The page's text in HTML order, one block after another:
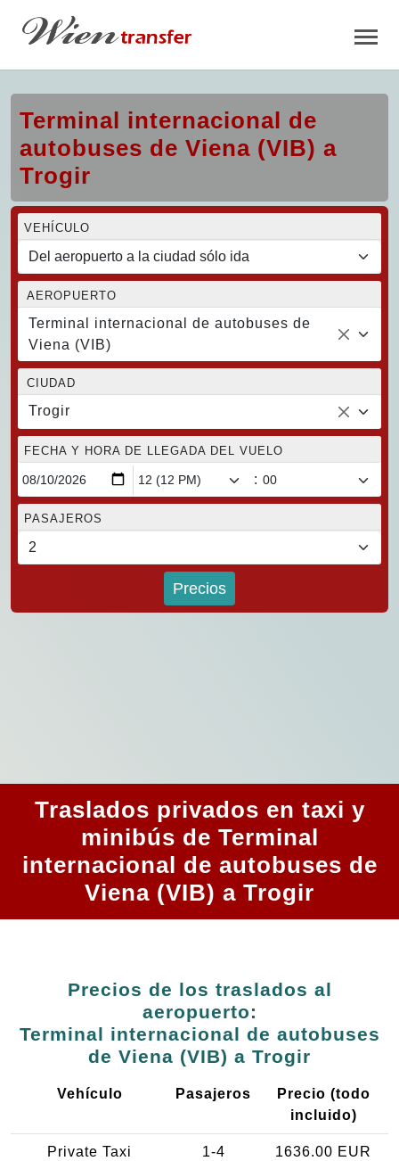
Terminal internacional de
autobuses de Viena (VIB) a
Trogir
VEHÍCULO
AEROPUERTO
Terminal internacional de autobuses de
Viena (VIB)
CIUDAD
Trogir
FECHA Y HORA DE LLEGADA DEL VUELO
:
PASAJEROS
Precios
Traslados privados en taxi y
minibús de Terminal
internacional de autobuses de
Viena (VIB) a Trogir
Precios de los traslados al
aeropuerto:
Terminal internacional de autobuses
de Viena (VIB) a Trogir
Vehículo Pasajeros
Precio (todo
incluido)
Private Taxi 1-4 1636.00 EUR